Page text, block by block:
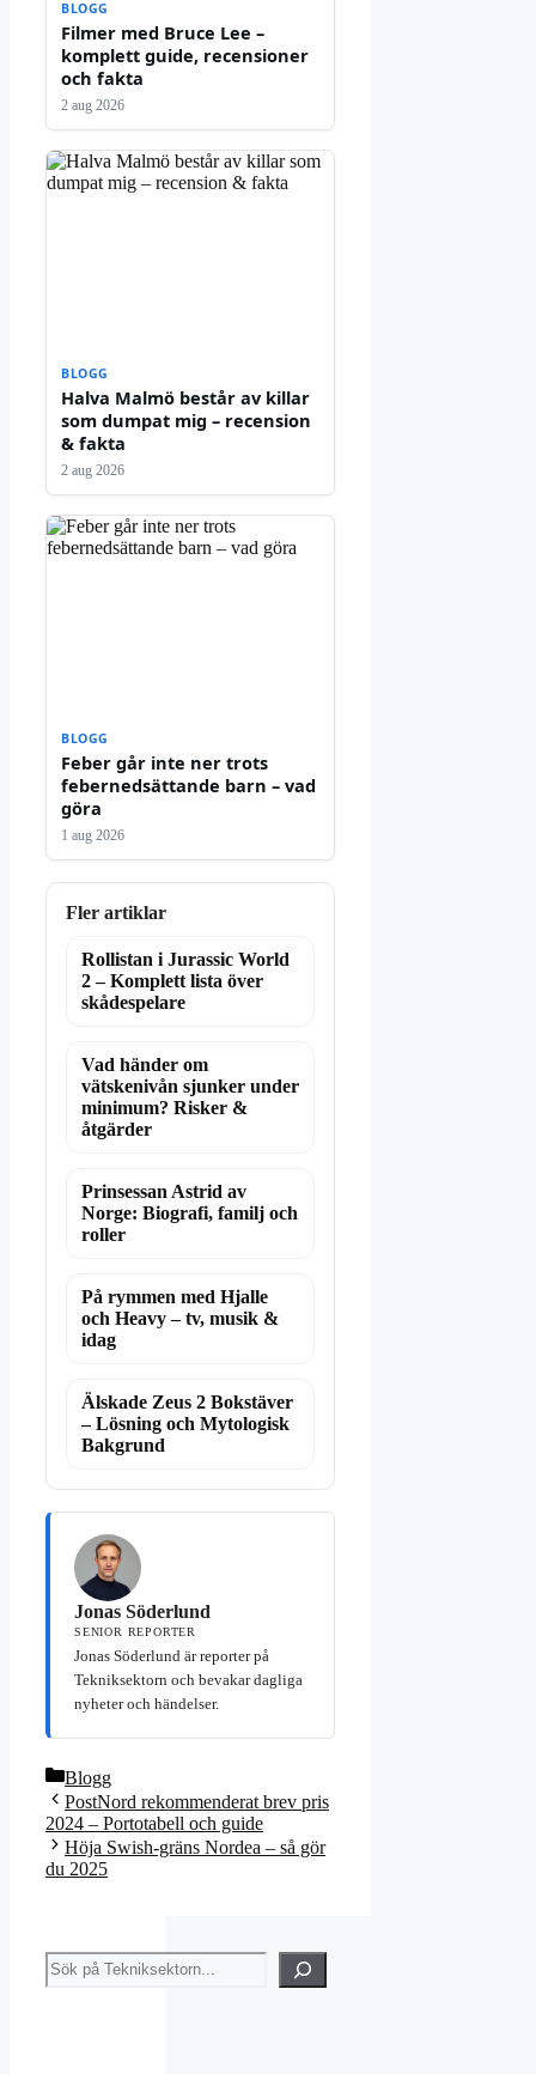
BLOGG
Filmer med Bruce Lee –
komplett guide, recensioner
och fakta
2 aug 2026
BLOGG
Halva Malmö består av killar
som dumpat mig – recension
& fakta
2 aug 2026
BLOGG
Feber går inte ner trots
febernedsättande barn – vad
göra
1 aug 2026
Fler artiklar
Rollistan i Jurassic World
2 – Komplett lista över
skådespelare
Vad händer om
vätskenivån sjunker under
minimum? Risker &
åtgärder
Prinsessan Astrid av
Norge: Biografi, familj och
roller
På rymmen med Hjalle
och Heavy – tv, musik &
idag
Älskade Zeus 2 Bokstäver
– Lösning och Mytologisk
Bakgrund
Jonas Söderlund
SENIOR REPORTER
Jonas Söderlund är reporter på
Tekniksektorn och bevakar dagliga
nyheter och händelser.
Kategorier
Blogg
PostNord rekommenderat brev pris
2024 – Portotabell och guide
Höja Swish-gräns Nordea – så gör
du 2025
Sök